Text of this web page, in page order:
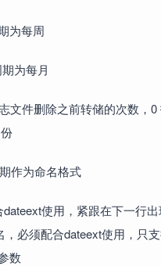
为每周
为每月
文件删除之前转储的次数，0
作为命名格式
使用，紧跟在下一行出
必须配合dateext使用，只
数